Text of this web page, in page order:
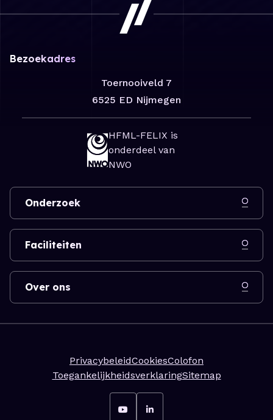
Bezoekadres
Toernooiveld 7
6525 ED Nijmegen
HFML-FELIX is
onderdeel van
NWO
Onderzoek
Faciliteiten
Over ons
PrivacybeleidCookiesColofon
ToegankelijkheidsverklaringSitemap
Ga naar YouTube
Ga naar LinkedIn